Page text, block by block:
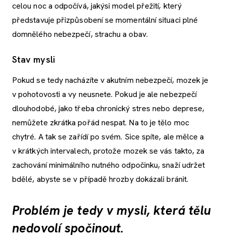
celou noc a odpočívá, jakýsi model přežití, který
představuje přizpůsobení se momentální situaci plné
domnělého nebezpečí, strachu a obav.
Stav mysli
Pokud se tedy nacházíte v akutním nebezpečí, mozek je
v pohotovosti a vy neusnete. Pokud je ale nebezpečí
dlouhodobé, jako třeba chronický stres nebo deprese,
nemůžete zkrátka pořád nespat. Na to je tělo moc
chytré. A tak se zařídí po svém. Sice spíte, ale mělce a
v krátkých intervalech, protože mozek se vás takto, za
zachování minimálního nutného odpočinku, snaží udržet
bdělé, abyste se v případě hrozby dokázali bránit.
Problém je tedy v mysli, která tělu
nedovolí spočinout.